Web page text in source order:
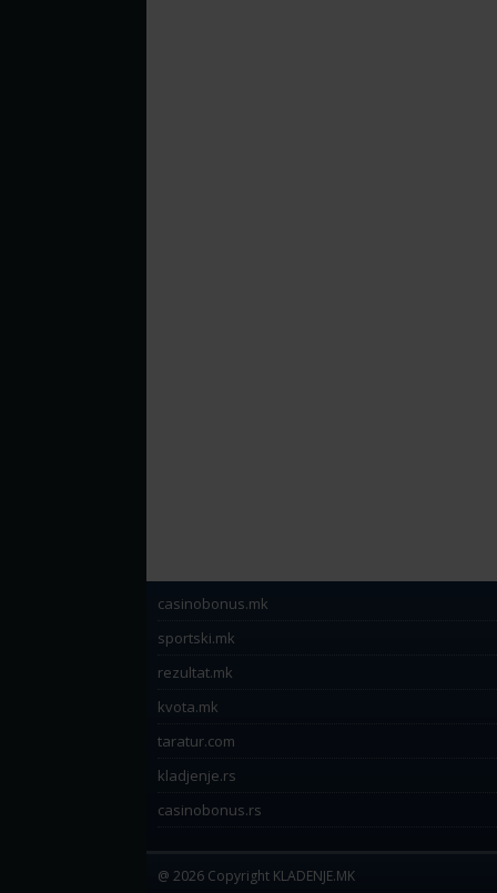
casinobonus.mk
sportski.mk
rezultat.mk
kvota.mk
taratur.com
kladjenje.rs
casinobonus.rs
@ 2026 Copyright KLADENJE.MK